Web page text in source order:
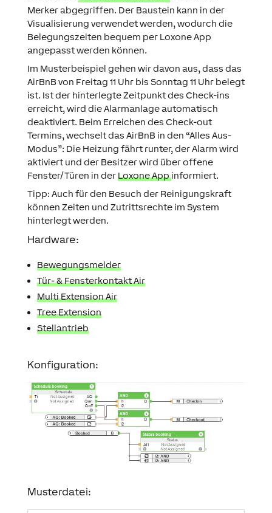
Merker abgegriffen. Der Baustein kann in der
Visualisierung verwendet werden, wodurch die
Belegungszeiten bequem per Loxone App
angepasst werden können.
Im Musterbeispiel gehen wir davon aus, dass das
AirBnB von Freitag 11 Uhr bis Sonntag 11 Uhr belegt
ist. Ist der hinterlegte Zeitpunkt des Check-ins
erreicht, wird die Alarmanlage automatisch
deaktiviert. Beim Erreichen des Check-out
Termins, wechselt das AirBnB in den “Alles Aus-
Modus”: Die Heizung fährt runter, der Alarm wird
aktiviert und der Besitzer wird über offene
Fenster/Türen in derLoxone Appinformiert.
Tipp: Auch für den Besuch der Reinigungskraft
können Zeiten und Zutrittsrechte im System
hinterlegt werden.
Hardware:
Bewegungsmelder
Tür- & Fensterkontakt Air
Multi Extension Air
Tree Extension
Stellantrieb
Konfiguration:
Musterdatei: